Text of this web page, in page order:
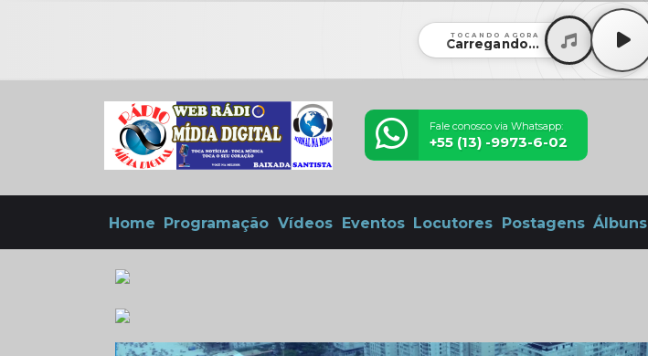
TOCANDO AGORA
Carregando...
Fale conosco via Whatsapp:
+55 (13) -9973-6-02
Home Programação Vídeos Eventos Locutores Postagens Álbuns